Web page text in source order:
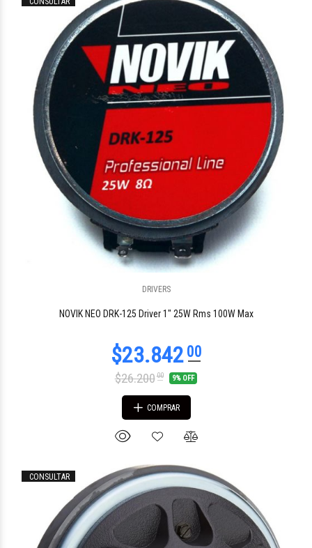
DRIVERS
NOVIK NEO DRK-125 Driver 1" 25W Rms 100W Max
$26.20000 9% OFF
COMPRAR
CONSULTAR